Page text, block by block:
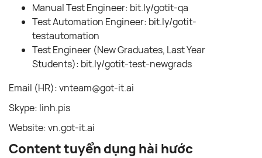
Manual Test Engineer: bit.ly/gotit-qa
Test Automation Engineer: bit.ly/gotit-
testautomation
Test Engineer (New Graduates, Last Year
Students): bit.ly/gotit-test-newgrads
Email (HR):vnteam@got-it.ai
Skype: linh.pis
Website: vn.got-it.ai
Content tuyển dụng hài hước